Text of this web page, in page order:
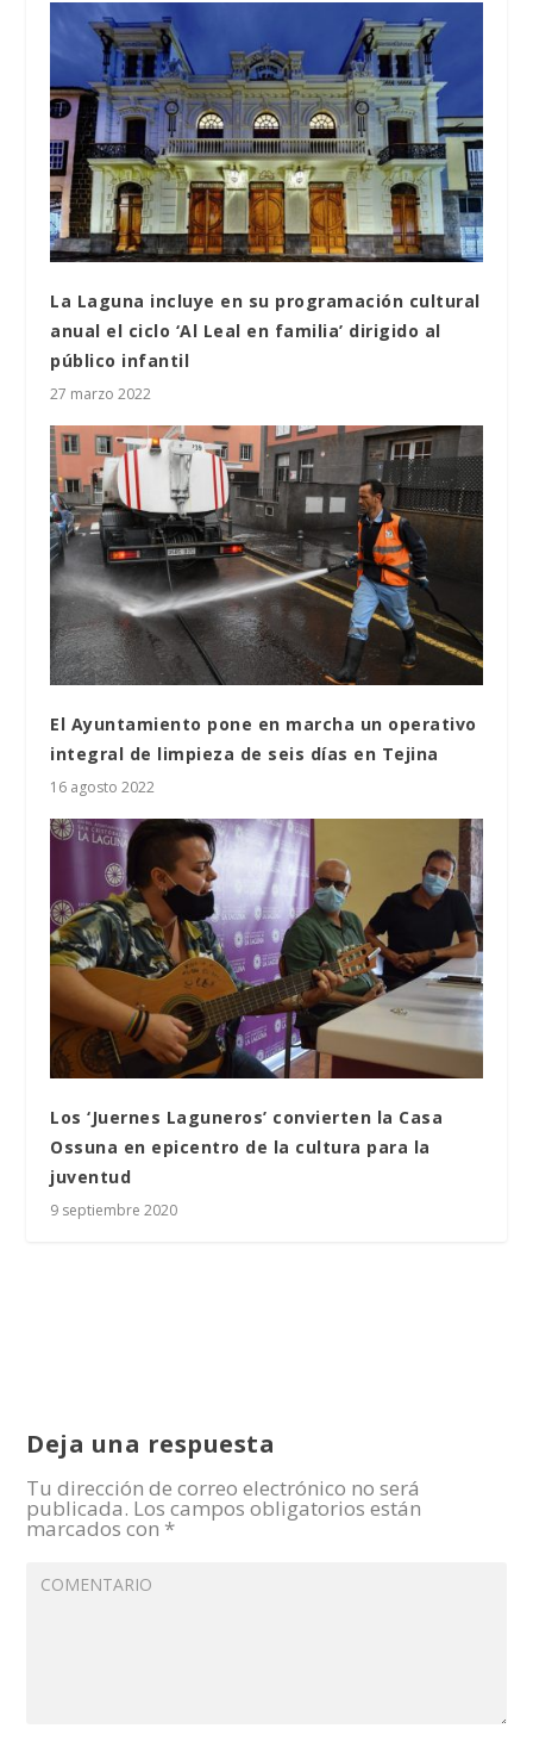
La Laguna incluye en su programación cultural
anual el ciclo ‘Al Leal en familia’ dirigido al
público infantil
27 marzo 2022
El Ayuntamiento pone en marcha un operativo
integral de limpieza de seis días en Tejina
16 agosto 2022
Los ‘Juernes Laguneros’ convierten la Casa
Ossuna en epicentro de la cultura para la
juventud
9 septiembre 2020
Deja una respuesta
Tu dirección de correo electrónico no será
publicada. Los campos obligatorios están
marcados con *